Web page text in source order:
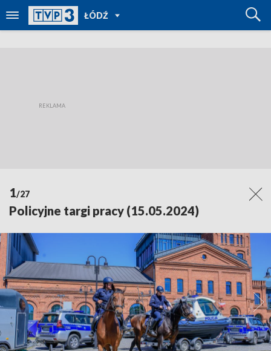
ŁÓDŹ
POWRÓT
DO
REGIONY
1/27
Policyjne targi pracy (15.05.2024)